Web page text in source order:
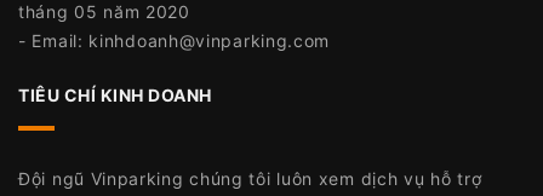
tháng 05 năm 2020
- Email: kinhdoanh@vinparking.com
TIÊU CHÍ KINH DOANH
Đội ngũ Vinparking chúng tôi luôn xem dịch vụ hỗ trợ